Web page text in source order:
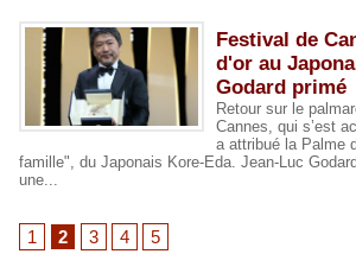
Festival de
d'or au
Godard primé
Retour sur le
Cannes, qui s’est
a attribué la Palme
famille", du Japonais Kore-Eda. Jean-Luc
une...
1 2 3 4 5